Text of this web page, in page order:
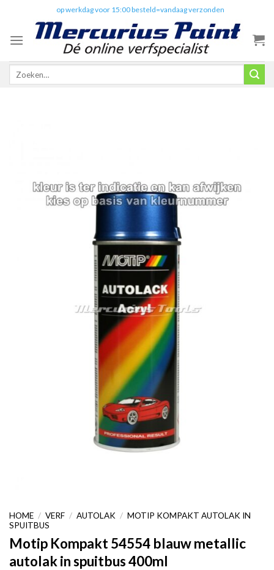
content
op werkdag voor 15:00 besteld=vandaag verzonden
Zoeken
HOME / VERF / AUTOLAK / MOTIP KOMPAKT AUTOLAK IN
SPUITBUS
Motip Kompakt 54554 blauw metallic
autolak in spuitbus 400ml